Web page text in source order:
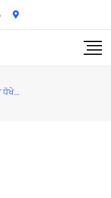
ਇੱਕ ਕਰੋੜ ਦੀ ਧੋਖੇ ਨਾਲ ਠਗੀ ਕਰਨ ਦੇ ਦੋਸ਼ ਵਿਚ ਪੁਲਸ ਨੇ ਦੋ ਵਿਅਕਤੀਆਂ 'ਤੇ ਕੀਤਾ ਮਾਮਲਾ ਦਰਜ